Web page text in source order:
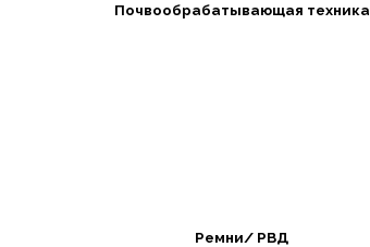
Почвообрабатывающая техника
Ремни/ РВД